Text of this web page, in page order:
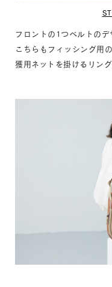
フロントの1つベルトのデ
こちらもフィッシング用
獲用ネットを掛けるリング